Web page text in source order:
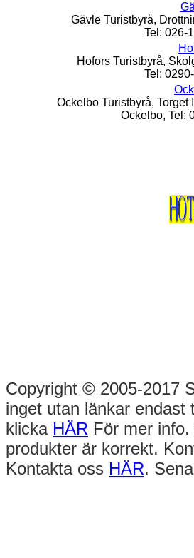
Gävle Turistbyrå,
Tel: 026-
Hofors Turistbyrå,
Tel:
Ockelbo Turistbyrå, Torget
Ockelbo, Tel:
Copyright © 2005-2017
inget utan länkar endast
klicka HÄR För mer
produkter är korrekt.
Kontakta oss HÄR.